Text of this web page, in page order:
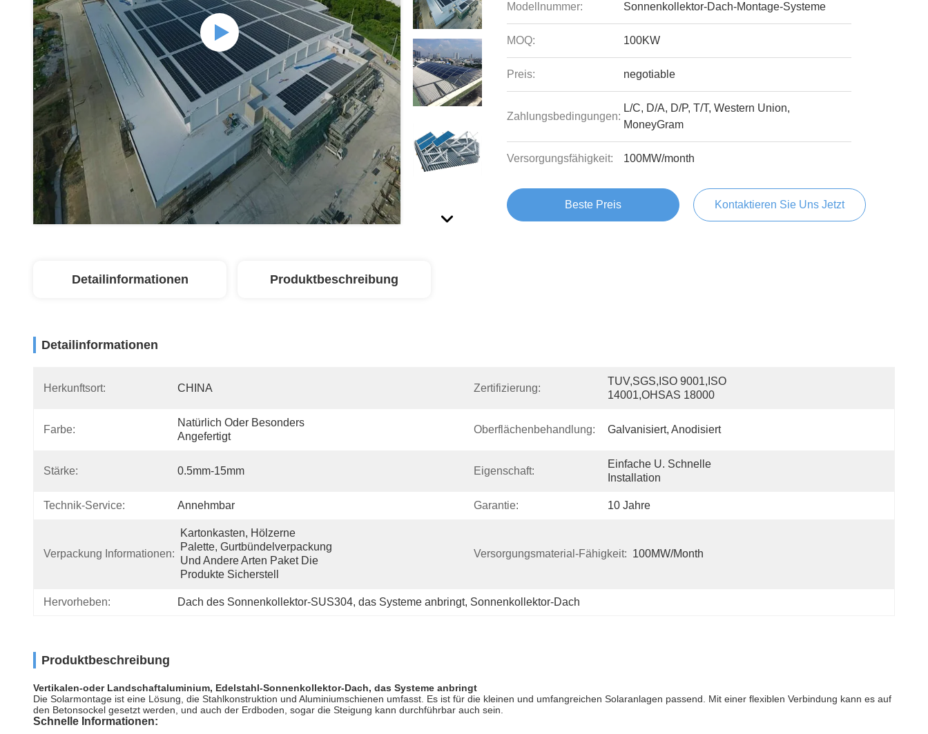
Modellnummer: Sonnenkollektor-Dach-Montage-Systeme
MOQ: 100KW
Preis: negotiable
Zahlungsbedingungen:
L/C, D/A, D/P, T/T, Western Union,
MoneyGram
Versorgungsfähigkeit: 100MW/month
Beste Preis Kontaktieren Sie Uns Jetzt
Detailinformationen Produktbeschreibung
Detailinformationen
Herkunftsort: CHINA Zertifizierung:
TUV,SGS,ISO 9001,ISO
14001,OHSAS 18000
Farbe:
Natürlich Oder Besonders
Angefertigt
Oberflächenbehandlung: Galvanisiert, Anodisiert
Stärke: 0.5mm-15mm Eigenschaft:
Einfache U. Schnelle
Installation
Technik-Service: Annehmbar Garantie: 10 Jahre
Verpackung Informationen:
Kartonkasten, Hölzerne
Palette, Gurtbündelverpackung
Und Andere Arten Paket Die
Produkte Sicherstell
Versorgungsmaterial-Fähigkeit: 100MW/month
Hervorheben: Dach des Sonnenkollektor-SUS304, das Systeme anbringt, Sonnenkollektor-Dach
Produktbeschreibung
Vertikalen-oder Landschaftaluminium, Edelstahl-Sonnenkollektor-Dach, das Systeme anbringt
Die Solarmontage ist eine Lösung, die Stahlkonstruktion und Aluminiumschienen umfasst. Es ist für die kleinen und umfangreichen Solaranlagen passend. Mit einer flexiblen Verbindung kann es auf
den Betonsockel gesetzt werden, und auch der Erdboden, sogar die Steigung kann durchführbar auch sein.
Schnelle Informationen: